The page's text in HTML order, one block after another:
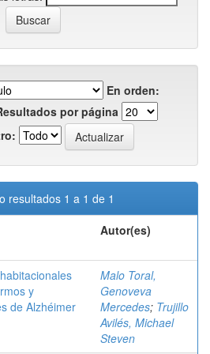
En orden:
por página
resultados 1 a 1 de 1
Autor(es)
y
de Alzhéimer
Malo Toral,
Genoveva
Mercedes; Trujillo
Avilés, Michael
Steven